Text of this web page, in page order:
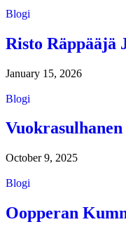
Blogi
Risto Räppääjä
January 15, 2026
Blogi
Vuokrasulhanen
October 9, 2025
Blogi
Oopperan